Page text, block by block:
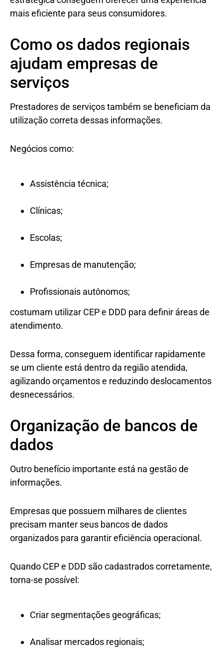
mais eficiente para seus consumidores.
Como os dados regionais
ajudam empresas de
serviços
Prestadores de serviços também se beneficiam da
utilização correta dessas informações.
Negócios como:
Assistência técnica;
Clínicas;
Escolas;
Empresas de manutenção;
Profissionais autônomos;
costumam utilizar CEP e DDD para definir áreas de
atendimento.
Dessa forma, conseguem identificar rapidamente
se um cliente está dentro da região atendida,
agilizando orçamentos e reduzindo deslocamentos
desnecessários.
Organização de bancos de
dados
Outro benefício importante está na gestão de
informações.
Empresas que possuem milhares de clientes
precisam manter seus bancos de dados
organizados para garantir eficiência operacional.
Quando CEP e DDD são cadastrados corretamente,
torna-se possível:
Criar segmentações geográficas;
Analisar mercados regionais;